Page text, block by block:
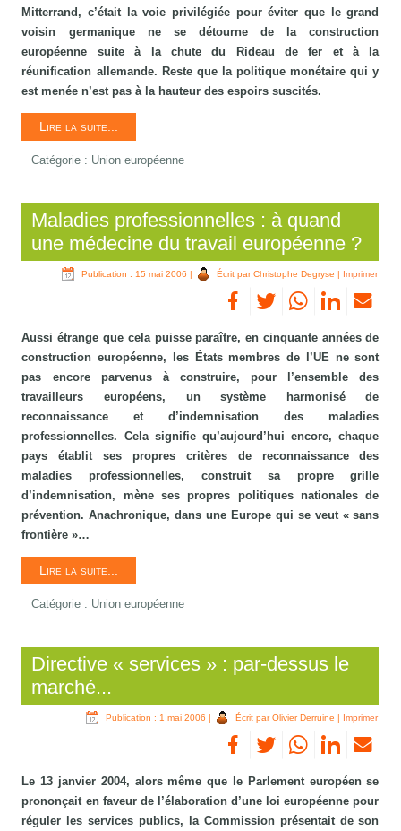
Mitterrand, c’était la voie privilégiée pour éviter que le grand
voisin germanique ne se détourne de la construction
européenne suite à la chute du Rideau de fer et à la
réunification allemande. Reste que la politique monétaire qui y
est menée n’est pas à la hauteur des espoirs suscités.
Lire la suite...
Catégorie : Union européenne
Maladies professionnelles : à quand
une médecine du travail européenne ?
Publication : 15 mai 2006 | Écrit par Christophe Degryse | Imprimer
Aussi étrange que cela puisse paraître, en cinquante années de
construction européenne, les États membres de l’UE ne sont
pas encore parvenus à construire, pour l’ensemble des
travailleurs européens, un système harmonisé de
reconnaissance et d’indemnisation des maladies
professionnelles. Cela signifie qu’aujourd’hui encore, chaque
pays établit ses propres critères de reconnaissance des
maladies professionnelles, construit sa propre grille
d’indemnisation, mène ses propres politiques nationales de
prévention. Anachronique, dans une Europe qui se veut « sans
frontière »…
Lire la suite...
Catégorie : Union européenne
Directive « services » : par-dessus le
marché...
Publication : 1 mai 2006 | Écrit par Olivier Derruine | Imprimer
Le 13 janvier 2004, alors même que le Parlement européen se
prononçait en faveur de l’élaboration d’une loi européenne pour
réguler les services publics, la Commission présentait de son